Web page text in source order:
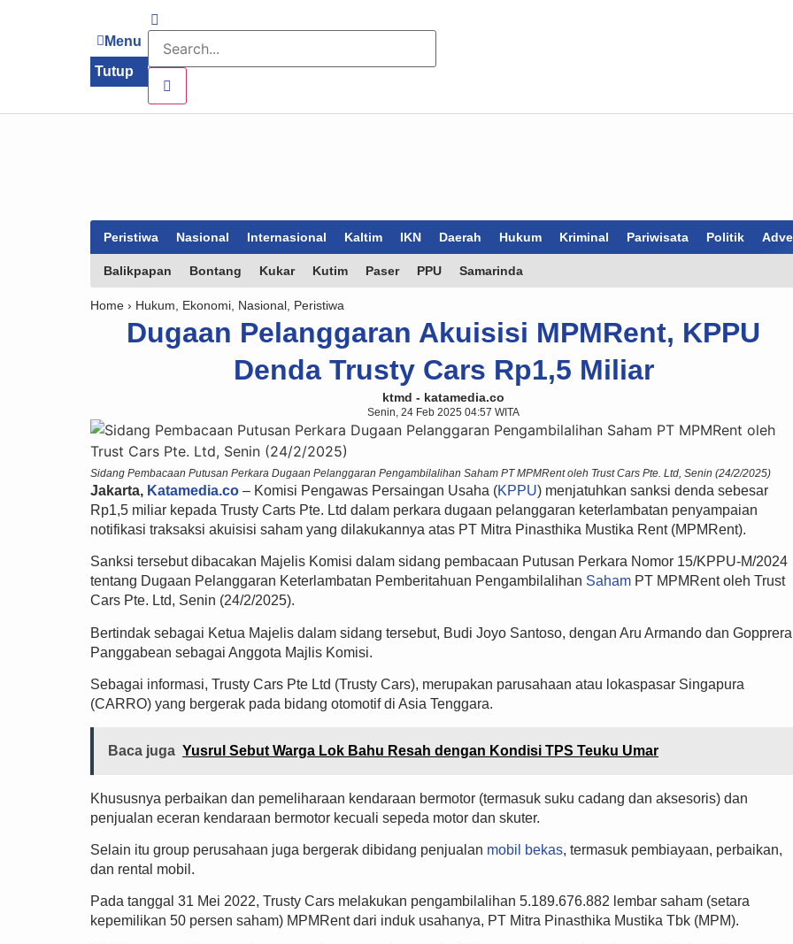
Menu
Tutup
Peristiwa Nasional Internasional Kaltim IKN Daerah Hukum Kriminal Pariwisata Politik
Balikpapan Bontang Kukar Kutim Paser PPU Samarinda
Home › Hukum Ekonomi Nasional Peristiwa
Dugaan Pelanggaran Akuisisi MPMRent, KPPU
Denda Trusty Cars Rp1,5 Miliar
ktmd - katamedia.co
Senin, 24 Feb 2025 04:57 WITA
Sidang Pembacaan Putusan Perkara Dugaan Pelanggaran Pengambilalihan Saham PT MPMRent oleh Trust Cars Pte. Ltd, Senin (24/2/2025)
Jakarta, Katamedia.co – Komisi Pengawas Persaingan Usaha (KPPU) menjatuhkan sanksi denda sebesar
Rp1,5 miliar kepada Trusty Carts Pte. Ltd dalam perkara dugaan pelanggaran keterlambatan penyampaian
notifikasi traksaksi akuisisi saham yang dilakukannya atas PT Mitra Pinasthika Mustika Rent (MPMRent).
Sanksi tersebut dibacakan Majelis Komisi dalam sidang pembacaan Putusan Perkara Nomor 15/KPPU-M/2024
tentang Dugaan Pelanggaran Keterlambatan Pemberitahuan Pengambilalihan Saham PT MPMRent oleh Trust
Cars Pte. Ltd, Senin (24/2/2025).
Bertindak sebagai Ketua Majelis dalam sidang tersebut, Budi Joyo Santoso, dengan Aru Armando dan Gopprera
Panggabean sebagai Anggota Majlis Komisi.
Sebagai informasi, Trusty Cars Pte Ltd (Trusty Cars), merupakan parusahaan atau lokaspasar Singapura
(CARRO) yang bergerak pada bidang otomotif di Asia Tenggara.
Baca juga Yusrul Sebut Warga Lok Bahu Resah dengan Kondisi TPS Teuku Umar
Khususnya perbaikan dan pemeliharaan kendaraan bermotor (termasuk suku cadang dan aksesoris) dan
penjualan eceran kendaraan bermotor kecuali sepeda motor dan skuter.
Selain itu group perusahaan juga bergerak dibidang penjualan mobil bekas, termasuk pembiayaan, perbaikan,
dan rental mobil.
Pada tanggal 31 Mei 2022, Trusty Cars melakukan pengambilalihan 5.189.676.882 lembar saham (setara
kepemilikan 50 persen saham) MPMRent dari induk usahanya, PT Mitra Pinasthika Mustika Tbk (MPM).